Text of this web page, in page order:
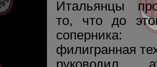
Итальянцы
то, что до
филигранная
руководил